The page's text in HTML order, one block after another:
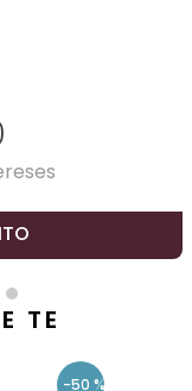
TE
-50 %